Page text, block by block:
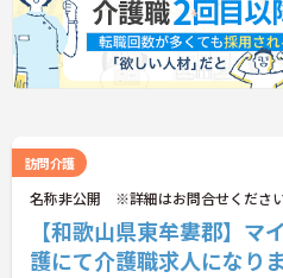
訪問介護
名称非公開 ※詳細はお問合せくださ
【和歌山県東牟婁郡】
護にて介護職求人になり